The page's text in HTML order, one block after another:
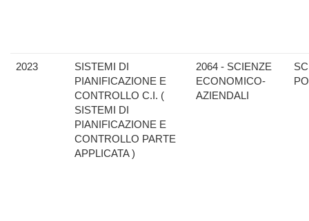
2023
SISTEMI DI
PIANIFICAZIONE E
CONTROLLO C.I. (
SISTEMI DI
PIANIFICAZIONE E
CONTROLLO PARTE
APPLICATA )
2064 - SCIENZE
ECONOMICO-
AZIENDALI